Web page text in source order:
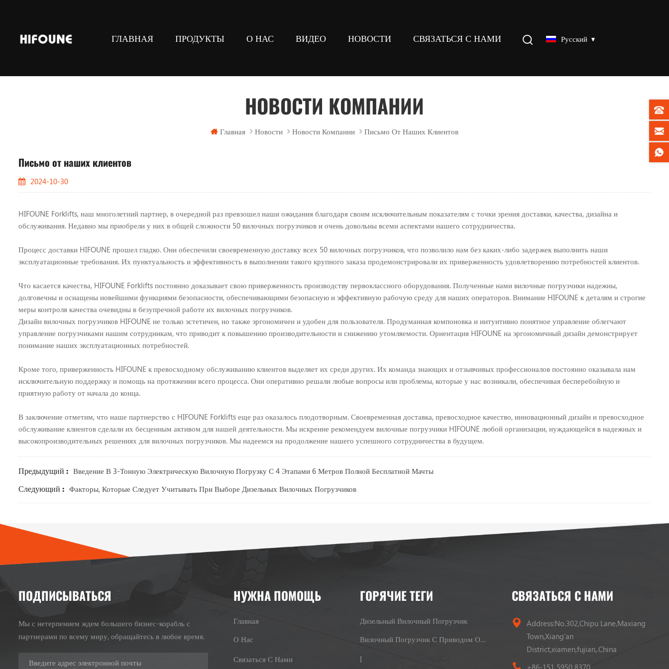
ГЛАВНАЯ ПРОДУКТЫ О НАС ВИДЕО НОВОСТИ СВЯЗАТЬСЯ С НАМИ Русский
НОВОСТИ КОМПАНИИ
Главная Новости Новости Компании Письмо От Наших Клиентов
Письмо от наших клиентов
2024-10-30
HIFOUNE Forklifts, наш многолетний партнер, в очередной раз превзошел наши ожидания благодаря своим исключительным показателям с точки зрения доставки, качества, дизайна и
обслуживания. Недавно мы приобрели у них в общей сложности 50 вилочных погрузчиков и очень довольны всеми аспектами нашего сотрудничества.
Процесс доставки HIFOUNE прошел гладко. Они обеспечили своевременную доставку всех 50 вилочных погрузчиков, что позволило нам без каких-либо задержек выполнить наши
эксплуатационные требования. Их пунктуальность и эффективность в выполнении такого крупного заказа продемонстрировали их приверженность удовлетворению потребностей клиентов.
Что касается качества, HIFOUNE Forklifts постоянно доказывает свою приверженность производству первоклассного оборудования. Полученные нами вилочные погрузчики надежны,
долговечны и оснащены новейшими функциями безопасности, обеспечивающими безопасную и эффективную рабочую среду для наших операторов. Внимание HIFOUNE к деталям и строгие
меры контроля качества очевидны в безупречной работе их вилочных погрузчиков.
Дизайн вилочных погрузчиков HIFOUNE не только эстетичен, но также эргономичен и удобен для пользователя. Продуманная компоновка и интуитивно понятное управление облегчают
управление погрузчиками нашим сотрудникам, что приводит к повышению производительности и снижению утомляемости. Ориентация HIFOUNE на эргономичный дизайн демонстрирует
понимание наших эксплуатационных потребностей.
Кроме того, приверженность HIFOUNE к превосходному обслуживанию клиентов выделяет их среди других. Их команда знающих и отзывчивых профессионалов постоянно оказывала нам
исключительную поддержку и помощь на протяжении всего процесса. Они оперативно решали любые вопросы или проблемы, которые у нас возникали, обеспечивая бесперебойную и
приятную работу от начала до конца.
В заключение отметим, что наше партнерство с HIFOUNE Forklifts еще раз оказалось плодотворным. Своевременная доставка, превосходное качество, инновационный дизайн и превосходное
обслуживание клиентов сделали их бесценным активом для нашей деятельности. Мы искренне рекомендуем вилочные погрузчики HIFOUNE любой организации, нуждающейся в надежных и
высокопроизводительных решениях для вилочных погрузчиков. Мы надеемся на продолжение нашего успешного сотрудничества в будущем.
Предыдущий : Введение В 3-Тонную Электрическую Вилочную Погрузку С 4 Этапами 6 Метров Полной Бесплатной Мачты
Следующий : Факторы, Которые Следует Учитывать При Выборе Дизельных Вилочных Погрузчиков
ПОДПИСЫВАТЬСЯ
Мы с нетерпением ждем большего бизнес-корабль с
партнерами по всему миру, обращайтесь в любое время.
НУЖНА ПОМОЩЬ
Главная
О Нас
Связаться С Нами
ГОРЯЧИЕ ТЕГИ
Дизельный Вилочный Погрузчик
Вилочный Погрузчик С Приводом От LPG
I
СВЯЗАТЬСЯ С НАМИ
Address:No.302,Chipu Lane,Maxiang
Town,Xiang'an
District,xiamen,fujian,.China